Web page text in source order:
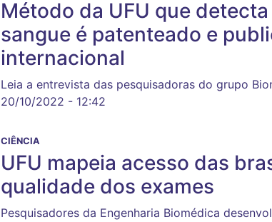
Método da UFU que
sangue é patenteado e
internacional
Leia a entrevista das pesquisadoras do grupo
20/10/2022 - 12:42
CIÊNCIA
UFU mapeia acesso das
qualidade dos exames
Pesquisadores da Engenharia Biomédica